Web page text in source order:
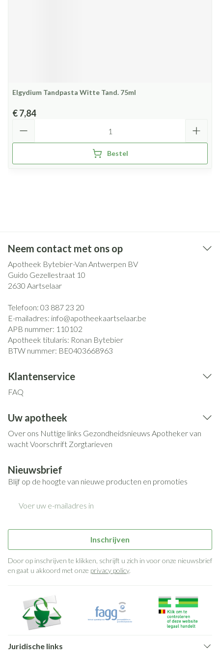
Elgydium Tandpasta Witte Tand. 75ml
€ 7,84
Bestel
Neem contact met ons op
Apotheek Bytebier-Van Antwerpen BV
Guido Gezellestraat 10
2630 Aartselaar
Telefoon: 03 887 23 20
E-mailadres: info@apotheekaartselaar.be
APB nummer: 110102
Apotheek titularis: Ronan Bytebier
BTW nummer: BE0403668963
Klantenservice
FAQ
Uw apotheek
Over ons Nuttige links Gezondheidsnieuws Apotheker van
wachtVoorschrift Zorgtarieven
Nieuwsbrief
Blijf op de hoogte van nieuwe producten en promoties
Inschrijven
Door op inschrijven te klikken, schrijft u zich in voor onze nieuwsbrief
en gaat u akkoord met onze privacy policy.
Juridische links